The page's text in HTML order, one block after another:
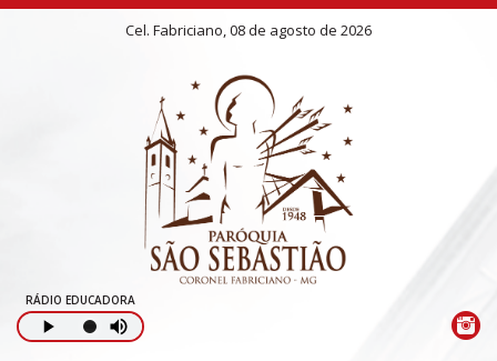
Cel. Fabriciano, 08 de agosto de 2026
RÁDIO EDUCADORA